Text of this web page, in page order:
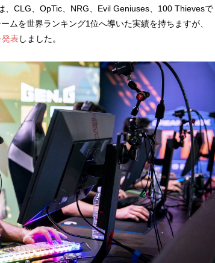
、CLG、OpTic、NRG、Evil Geniuses、100 Thievesで
ムを世界ランキング1位へ導いた実績を持ちますが、
表 しました。